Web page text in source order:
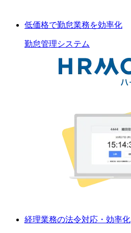
低価格で勤怠業務を効率化
勤怠管理システム
経理業務の法令対応・効率化